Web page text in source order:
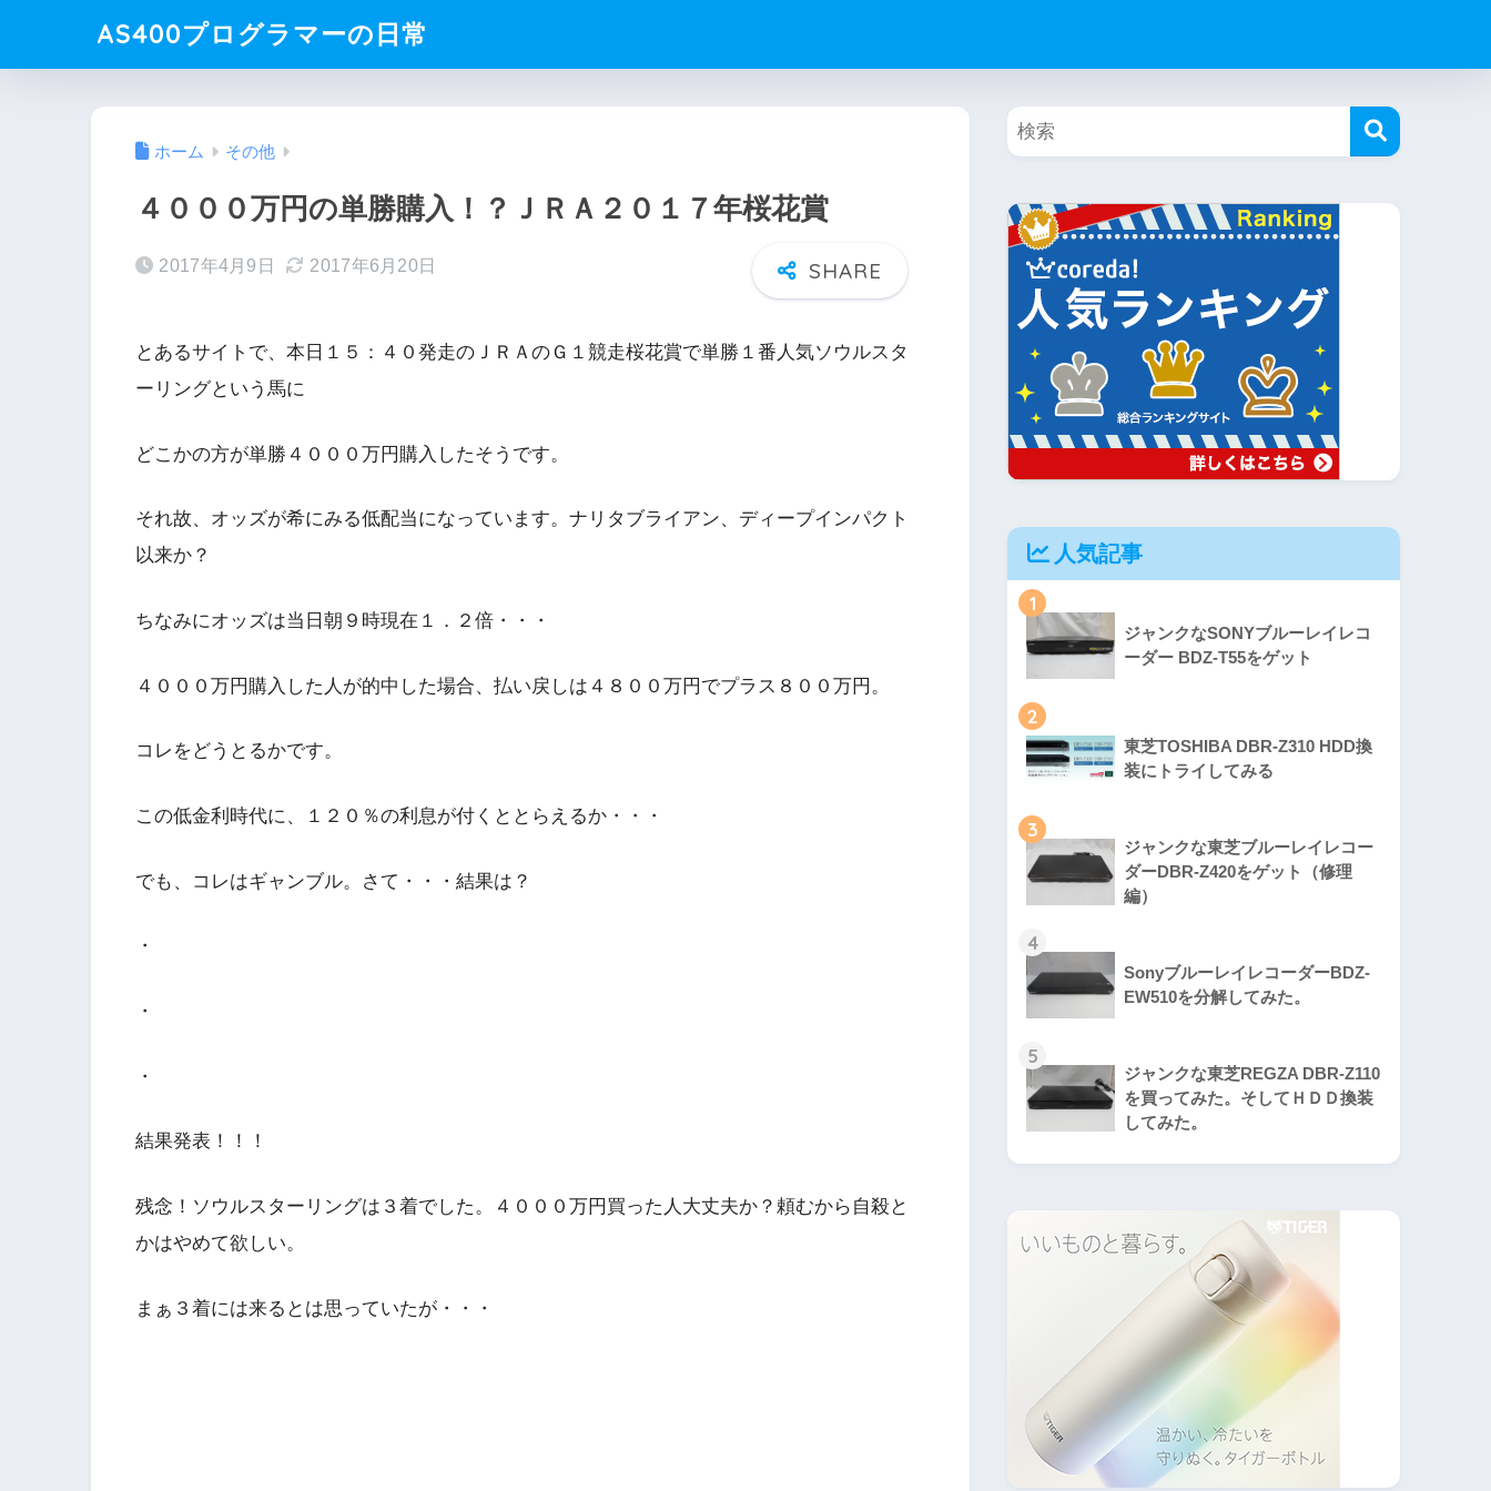
AS400プログラマーの日常
ホーム その他
４０００万円の単勝購入！？ＪＲＡ２０１７年桜花賞
2017年4月9日 2017年6月20日
とあるサイトで、本日１５：４０発走のＪＲＡのＧ１競走桜花賞で単勝１番人気ソウルスタ
ーリングという馬に
どこかの方が単勝４０００万円購入したそうです。
それ故、オッズが希にみる低配当になっています。ナリタブライアン、ディープインパクト
以来か？
ちなみにオッズは当日朝９時現在１．２倍・・・
４０００万円購入した人が的中した場合、払い戻しは４８００万円でプラス８００万円。
コレをどうとるかです。
この低金利時代に、１２０％の利息が付くととらえるか・・・
でも、コレはギャンブル。さて・・・結果は？
・
・
・
結果発表！！！
残念！ソウルスターリングは３着でした。４０００万円買った人大丈夫か？頼むから自殺と
かはやめて欲しい。
まぁ３着には来るとは思っていたが・・・
人気記事
1
ジャンクなSONYブルーレイレコ
ーダー BDZ-T55をゲット
2
東芝TOSHIBA DBR-Z310 HDD換
装にトライしてみる
3
ジャンクな東芝ブルーレイレコー
ダーDBR-Z420をゲット（修理
編）
4
SonyブルーレイレコーダーBDZ-
EW510を分解してみた。
5
ジャンクな東芝REGZA DBR-Z110
を買ってみた。そしてＨＤＤ換装
してみた。